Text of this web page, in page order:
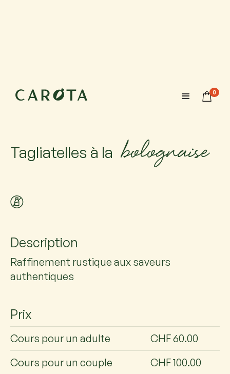
0
13 novembre 2026
Maximum 6 participants avec 1 accompagnateur chacun.
Tagliatelles à la bolognaise
Description
Raffinement rustique aux saveurs
authentiques
Prix
Cours pour un adulte
CHF 60.00
Cours pour un couple
CHF 100.00